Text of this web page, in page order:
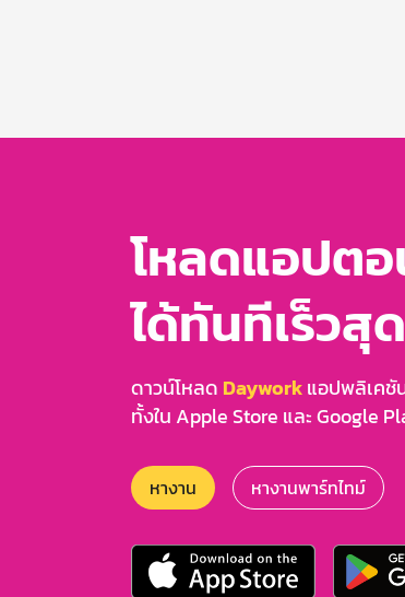
โหลดแอปต
ได้ทันทีเร็วสุ
ดาวน์โหลด Dayworkแอปพลิเคชั
ทั้งใน Apple Store และ Google
หางาน หางานพาร์ทไทม์